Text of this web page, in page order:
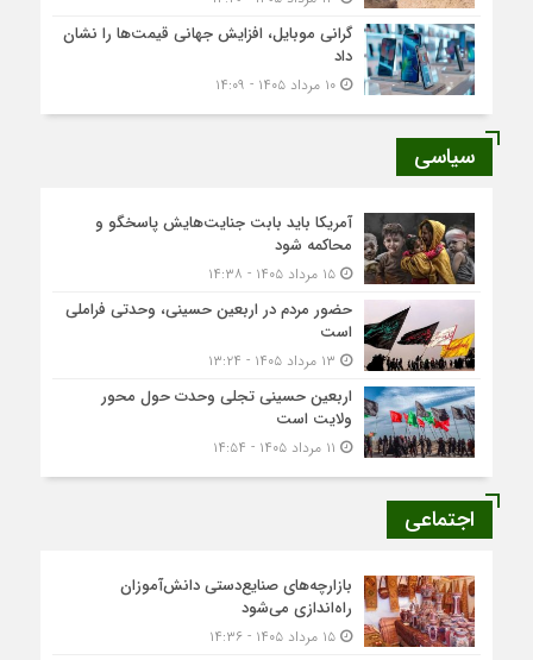
گرانی موبایل، افزایش جهانی قیمت‌ها را نشان
داد
۱۰ مرداد ۱۴۰۵ - ۱۴:۰۹
سیاسی
آمریکا باید بابت جنایت‌هایش پاسخگو و
محاکمه شود
۱۵ مرداد ۱۴۰۵ - ۱۴:۳۸
حضور مردم در اربعین حسینی، وحدتی فراملی
است
اربعین حسینی تجلی وحدت حول محور
ولایت است
اجتماعی
بازارچه‌های صنایع‌دستی دانش‌آموزان
راه‌اندازی می‌شود
۱۵ مرداد ۱۴۰۵ - ۱۴:۳۶